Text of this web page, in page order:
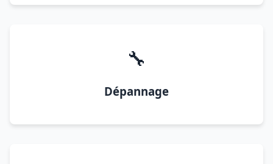
🔧
Dépannage